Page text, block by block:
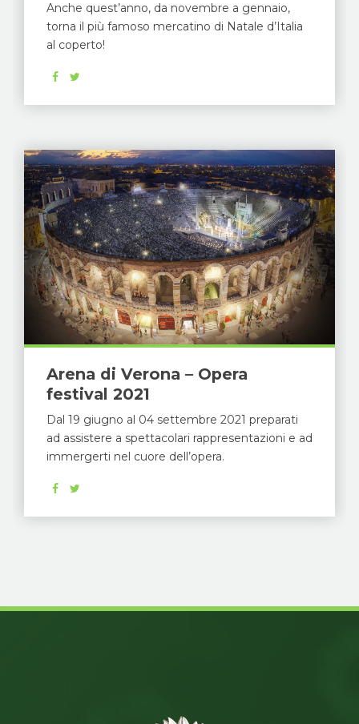
Anche quest’anno, da novembre a gennaio,
torna il più famoso mercatino di Natale d’Italia
al coperto!
Arena di Verona – Opera
festival 2021
Dal 19 giugno al 04 settembre 2021 preparati
ad assistere a spettacolari rappresentazioni e ad
immergerti nel cuore dell’opera.